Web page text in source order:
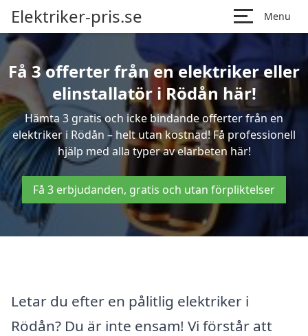
Elektriker-pris.se Menu
Få 3 offerter från en elektriker eller
elinstallatör i Rödån här!
Hämta 3 gratis och icke bindande offerter från en
elektriker i Rödån – helt utan kostnad! Få professionell
hjälp med alla typer av elarbeten här!
Få 3 erbjudanden, gratis och utan förpliktelser
Letar du efter en pålitlig elektriker i
Rödån? Du är inte ensam! Vi förstår att